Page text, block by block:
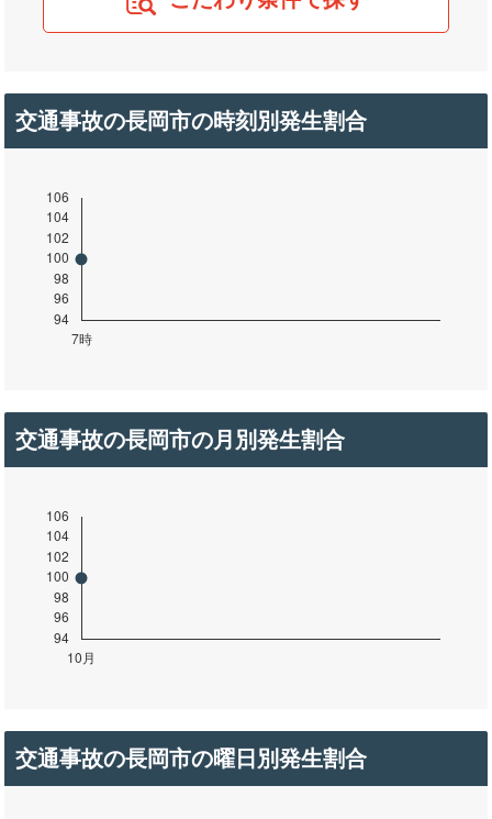
交通事故の長岡市の時刻別発生割合
交通事故の長岡市の月別発生割合
交通事故の長岡市の曜日別発生割合